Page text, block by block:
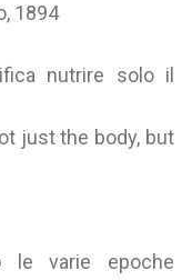
1894
nutrire solo il
just the body, but
le varie epoche